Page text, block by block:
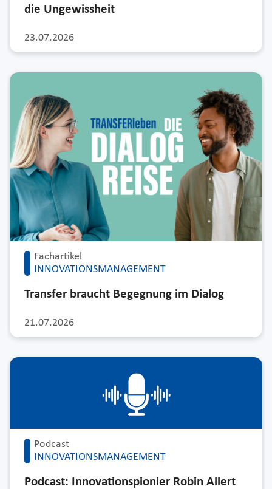
23.07.2026
die Ungewissheit
Fachartikel
INNOVATIONSMANAGEMENT
21.07.2026
Transfer braucht Begegnung im Dialog
Podcast
INNOVATIONSMANAGEMENT
Podcast: Innovationspionier Robin Allert